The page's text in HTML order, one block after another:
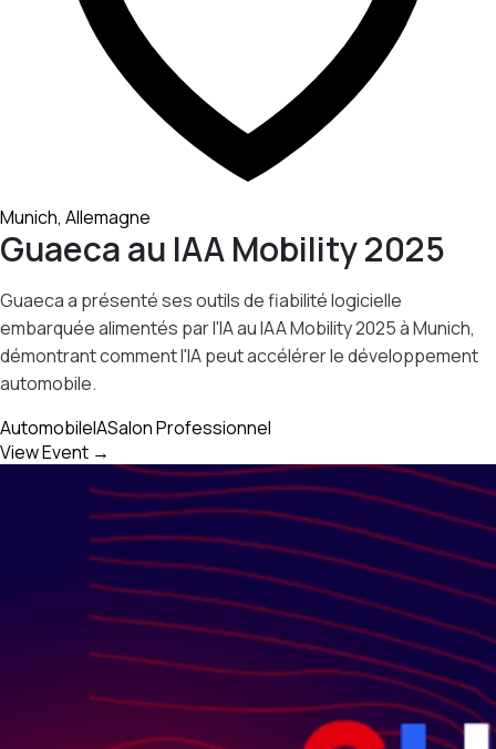
Munich, Allemagne
Guaeca au IAA Mobility 2025
Guaeca a présenté ses outils de fiabilité logicielle
embarquée alimentés par l'IA au IAA Mobility 2025 à Munich,
démontrant comment l'IA peut accélérer le développement
automobile.
AutomobileIASalon Professionnel
View Event →